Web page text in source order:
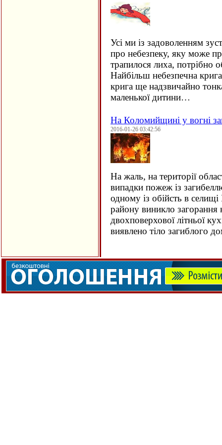
Усі ми із задоволенням
про небезпеку, яку може
трапилося лиха, потрібно
Найбільш небезпечна
крига ще надзвичайно
маленької дитини…
На Коломийщині у вогні
2016-01-26 03:42:56
На жаль, на території
випадки пожеж із
одному із обійсть в
району виникло
двохповерхової літньої
виявлено тіло загиблого